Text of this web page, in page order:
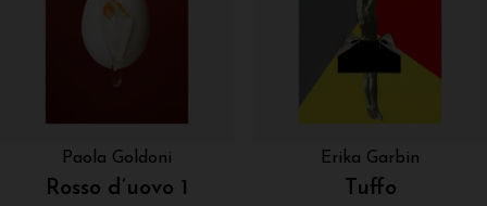
Paola Goldoni
Rosso d’uovo 1
Erika Garbin
Tuffo